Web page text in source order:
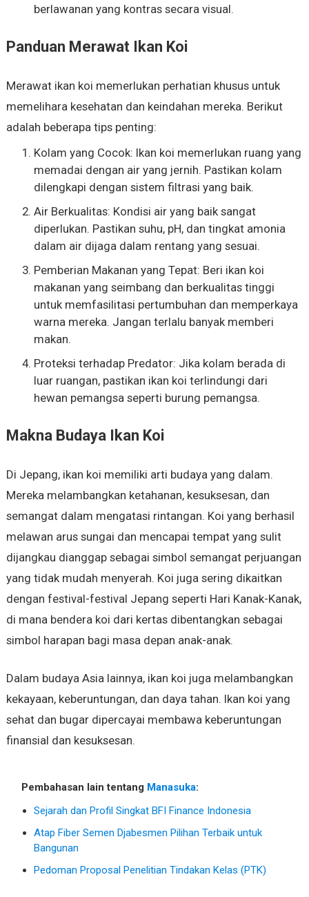
berlawanan yang kontras secara visual.
Panduan Merawat Ikan Koi
Merawat ikan koi memerlukan perhatian khusus untuk
memelihara kesehatan dan keindahan mereka. Berikut
adalah beberapa tips penting:
Kolam yang Cocok: Ikan koi memerlukan ruang yang
memadai dengan air yang jernih. Pastikan kolam
dilengkapi dengan sistem filtrasi yang baik.
Air Berkualitas: Kondisi air yang baik sangat
diperlukan. Pastikan suhu, pH, dan tingkat amonia
dalam air dijaga dalam rentang yang sesuai.
Pemberian Makanan yang Tepat: Beri ikan koi
makanan yang seimbang dan berkualitas tinggi
untuk memfasilitasi pertumbuhan dan memperkaya
warna mereka. Jangan terlalu banyak memberi
makan.
Proteksi terhadap Predator: Jika kolam berada di
luar ruangan, pastikan ikan koi terlindungi dari
hewan pemangsa seperti burung pemangsa.
Makna Budaya Ikan Koi
Di Jepang, ikan koi memiliki arti budaya yang dalam.
Mereka melambangkan ketahanan, kesuksesan, dan
semangat dalam mengatasi rintangan. Koi yang berhasil
melawan arus sungai dan mencapai tempat yang sulit
dijangkau dianggap sebagai simbol semangat perjuangan
yang tidak mudah menyerah. Koi juga sering dikaitkan
dengan festival-festival Jepang seperti Hari Kanak-Kanak,
di mana bendera koi dari kertas dibentangkan sebagai
simbol harapan bagi masa depan anak-anak.
Dalam budaya Asia lainnya, ikan koi juga melambangkan
kekayaan, keberuntungan, dan daya tahan. Ikan koi yang
sehat dan bugar dipercayai membawa keberuntungan
finansial dan kesuksesan.
Pembahasan lain tentang Manasuka:
Sejarah dan Profil Singkat BFI Finance Indonesia
Atap Fiber Semen Djabesmen Pilihan Terbaik untuk
Bangunan
Pedoman Proposal Penelitian Tindakan Kelas (PTK)